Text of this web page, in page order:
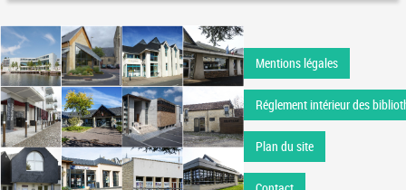
Mentions légales
Réglement intérieur des
Plan du site